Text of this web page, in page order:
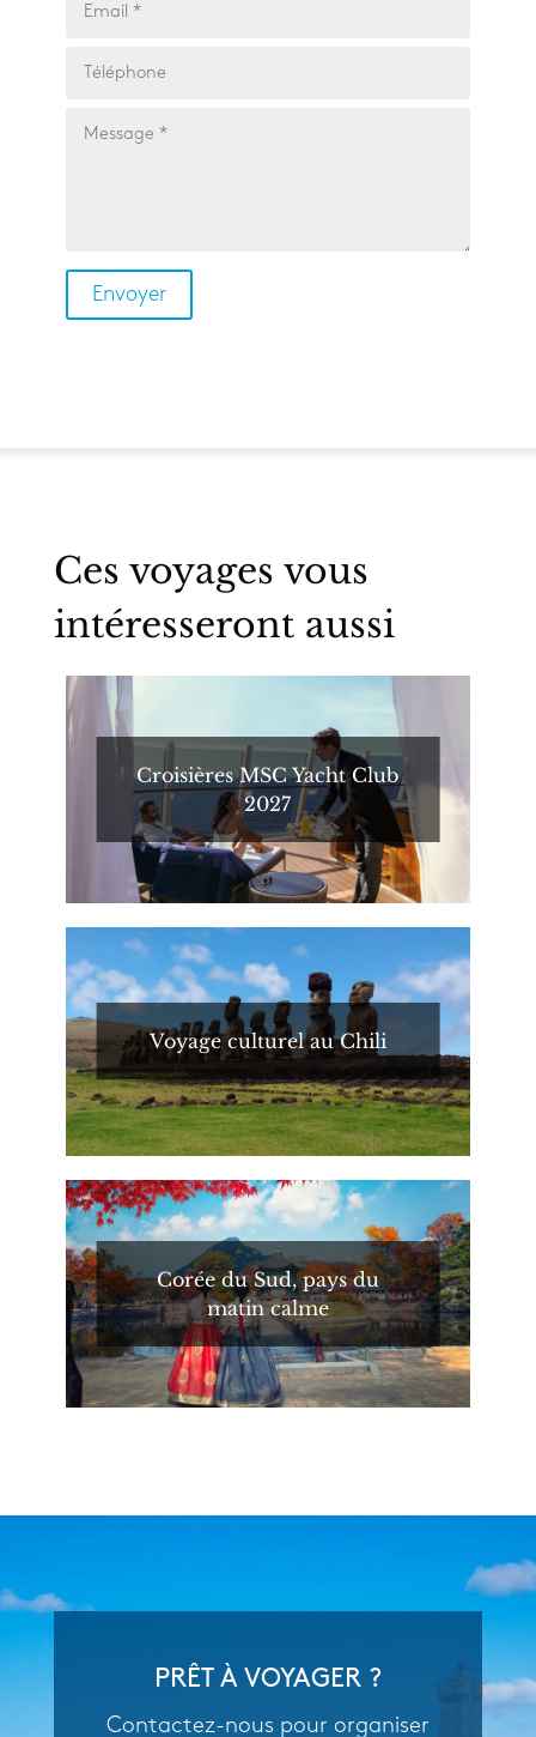
Ces voyages vous
intéresseront aussi
Croisières MSC Yacht Club
2027
Voyage culturel au Chili
Corée du Sud, pays du
matin calme
PRÊT À VOYAGER ?
Contactez-nous pour organiser